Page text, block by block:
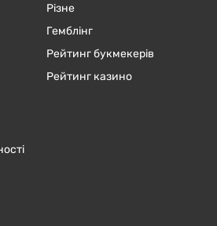
Різне
Гемблінг
Рейтинг букмекерів
Рейтинг казино